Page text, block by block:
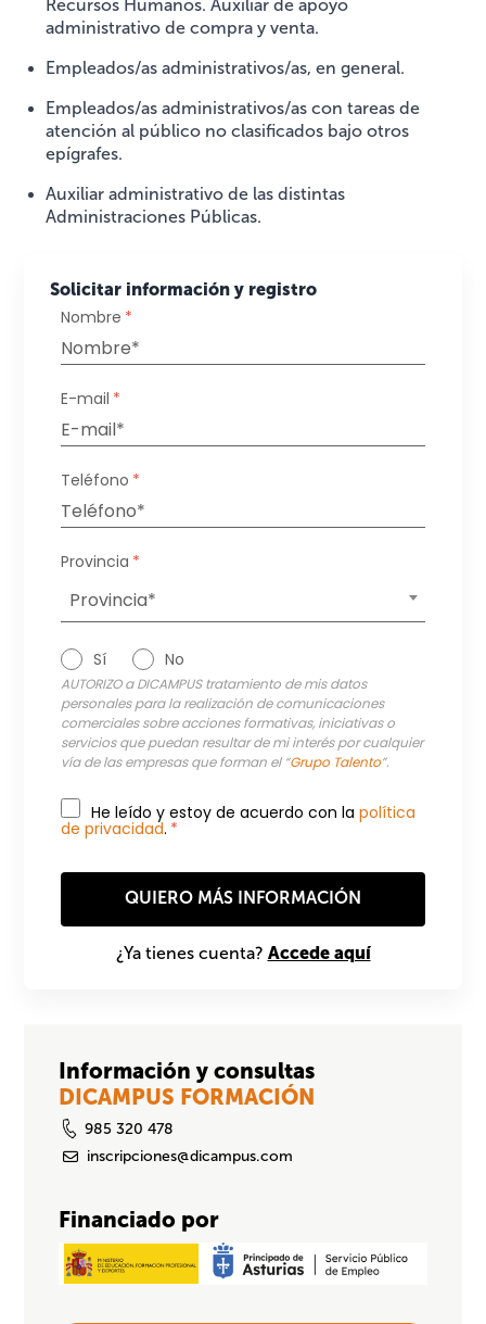
Recursos Humanos. Auxiliar de apoyo
administrativo de compra y venta.
Empleados/as administrativos/as, en general.
Empleados/as administrativos/as con tareas de
atención al público no clasificados bajo otros
epígrafes.
Auxiliar administrativo de las distintas
Administraciones Públicas.
Solicitar información y registro
Nombre *
E-mail *
Teléfono *
Provincia *
Provincia*
Sí No
AUTORIZO a DICAMPUS tratamiento de mis datos
personales para la realización de comunicaciones
comerciales sobre acciones formativas, iniciativas o
servicios que puedan resultar de mi interés por cualquier
vía de las empresas que forman el “Grupo Talento”.
He leído y estoy de acuerdo con lapolítica
de privacidad. *
¿Ya tienes cuenta? Accede aquí
Información y consultas
DICAMPUS FORMACIÓN
985 320 478
inscripciones@dicampus.com
Financiado por